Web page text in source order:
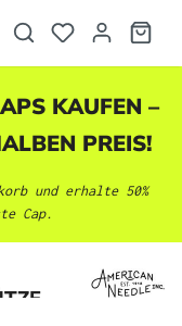
KAUFEN –
PREIS!
und erhalte 50%
Cap.